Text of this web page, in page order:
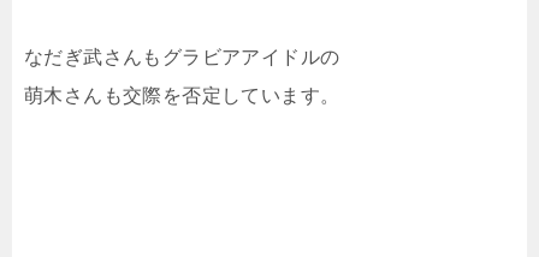
なだぎ武さんもグラビアアイドルの
萌木さんも交際を否定しています。